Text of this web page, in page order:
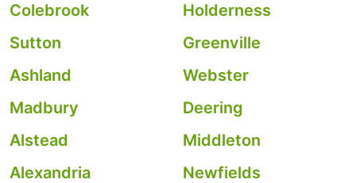
Colebrook
Holderness
Sutton
Greenville
Ashland
Webster
Madbury
Deering
Alstead
Middleton
Alexandria
Newfields